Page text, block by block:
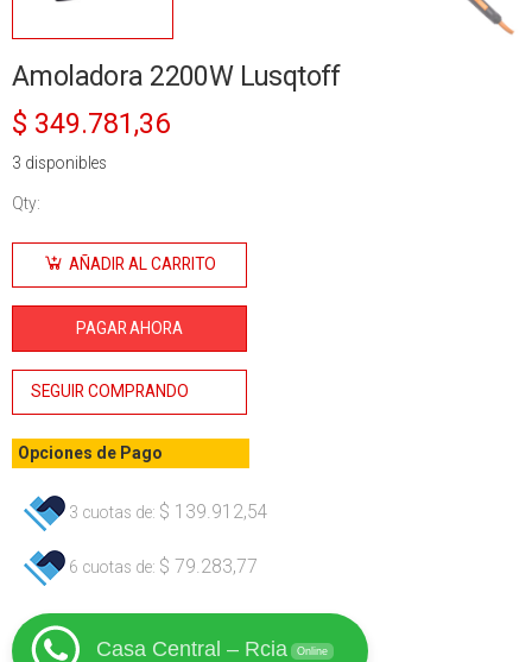
Amoladora 2200W Lusqtoff
$ 349.781,36
3 disponibles
Qty:
Amoladora
2200W
cantidad
AÑADIR AL CARRITO
PAGAR AHORA
SEGUIR COMPRANDO
Opciones de Pago
3 cuotas de: $ 139.912,54
6 cuotas de: $ 79.283,77
Casa Central – Rcia Online